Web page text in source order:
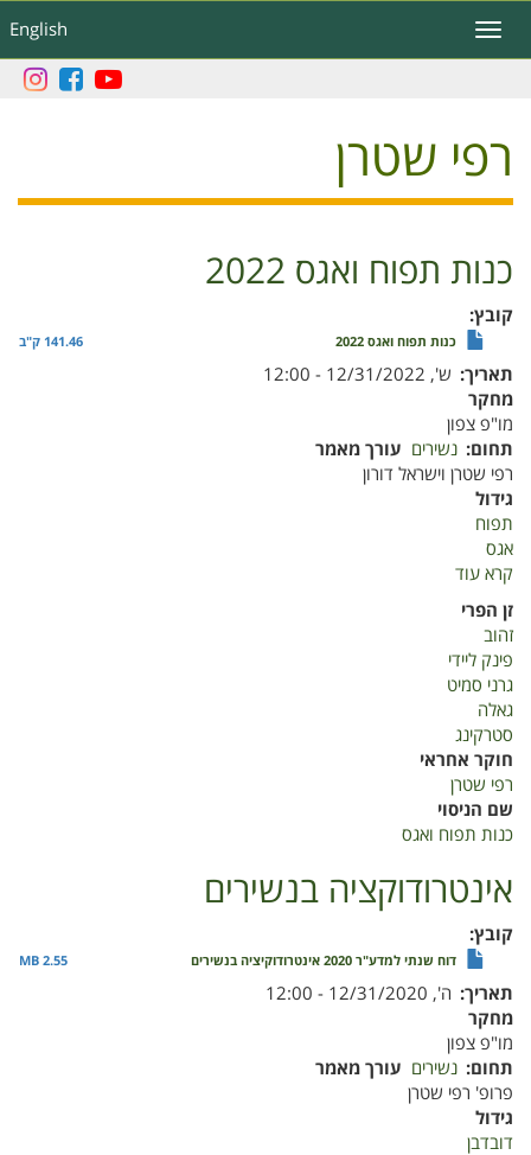
לתוכן
העיקרי
English
Toggle
navigation
רפי שטרן
כנות תפוח ואגס 2022
קובץ
כנות תפוח ואגס 2022 141.46 ק"ב
תאריך ש', 12/31/2022 - 12:00
מחקר
מו"פ צפון
תחום נשירים עורך מאמר
רפי שטרן וישראל דורון
גידול
תפוח
אגס
קרא עוד
זן הפרי
זהוב
פינק ליידי
גרני סמיט
גאלה
סטרקינג
חוקר אחראי
רפי שטרן
שם הניסוי
כנות תפוח ואגס
אינטרודוקציה בנשירים
קובץ
דוח שנתי למדע"ר 2020 אינטרודוקיציה בנשירים 2.55 MB
תאריך ה', 12/31/2020 - 12:00
מחקר
מו"פ צפון
תחום נשירים עורך מאמר
פרופ' רפי שטרן
גידול
דובדבן